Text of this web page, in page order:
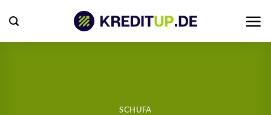
Inhalt
springen
SCHUFA